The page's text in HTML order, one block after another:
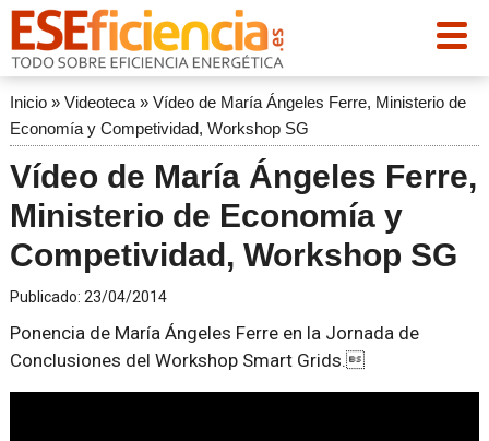
Inicio» Videoteca» Vídeo de María Ángeles Ferre, Ministerio de
Economía y Competividad, Workshop SG
Vídeo de María Ángeles Ferre,
Ministerio de Economía y
Competividad, Workshop SG
Publicado: 23/04/2014
Ponencia de María Ángeles Ferre en la Jornada de
Conclusiones del Workshop Smart Grids.